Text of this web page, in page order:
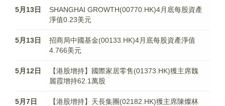
5月13日
SHANGHAI GROWTH(00770.HK)4月底每股資產
淨值0.23美元
5月13日
招商局中國基金(00133.HK)4月底每股資產淨值
4.766美元
5月12日
【港股增持】國際家居零售(01373.HK)獲主席魏
麗霞增持62.1萬股
5月7日
【港股增持】天長集團(02182.HK)獲主席陳燦林